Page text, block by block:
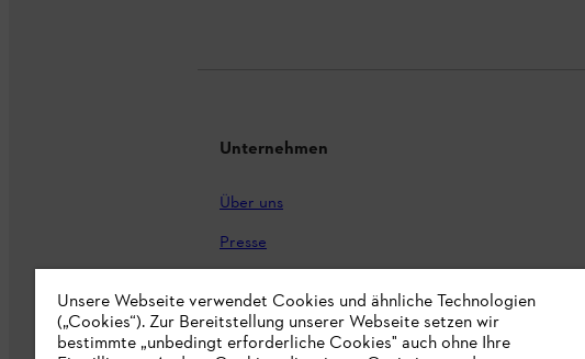
Unternehmen
Über uns
Presse
STIHL Markenshop
Unsere Webseite verwendet Cookies und ähnliche Technologien
(„Cookies“). Zur Bereitstellung unserer Webseite setzen wir
bestimmte „unbedingt erforderliche Cookies" auch ohne Ihre